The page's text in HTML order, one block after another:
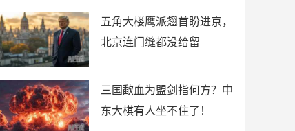
五角大楼鹰派翘首盼进京，
北京连门缝都没给留
三国歃血为盟剑指何方？中
东大棋有人坐不住了！